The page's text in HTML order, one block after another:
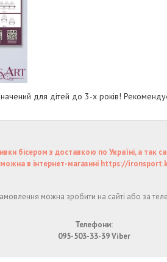
для дітей до 3-х років!
бісером з доставкою по Україні, а так
можна в інтернет-магазині https://
можна зробити на сайті або за
Телефони:
095-503-33-39 Viber